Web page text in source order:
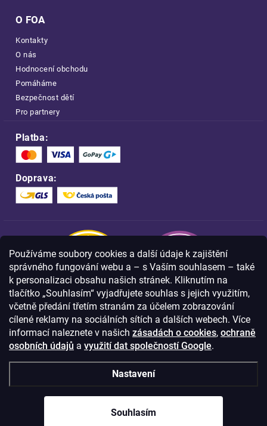
Používáme soubory cookies a další údaje k zajištění
správného fungování webu a – s Vaším souhlasem – také
k personalizaci obsahu našich stránek. Kliknutím na
tlačítko „Souhlasím“ vyjadřujete souhlas s jejich využitím,
včetně předání třetím stranám za účelem zobrazování
cílené reklamy na sociálních sítích a dalších webech. Více
informací naleznete v našich zásadách o cookies, ochraně
osobních údajů a využití dat společností Google.
Nastavení
Souhlasím
O FOA
Kontakty
O nás
Hodnocení obchodu
Pomáháme
Bezpečnost dětí
Pro partnery
Platba:
Doprava:
Nakupujte na FOA bezpečně a bez obav.
Díky HTTPS protokolu jsou Vaše citlivá
data v naprostém bezpečí.
© Copyright2026Westlogic s.r.o.,
Olomoucká 267/29, Opava, 746 01